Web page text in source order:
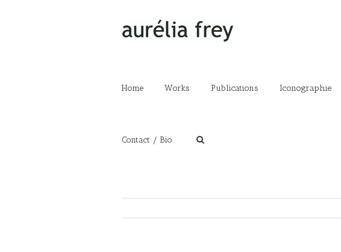
Home Works Publications Iconographie
Contact / Bio